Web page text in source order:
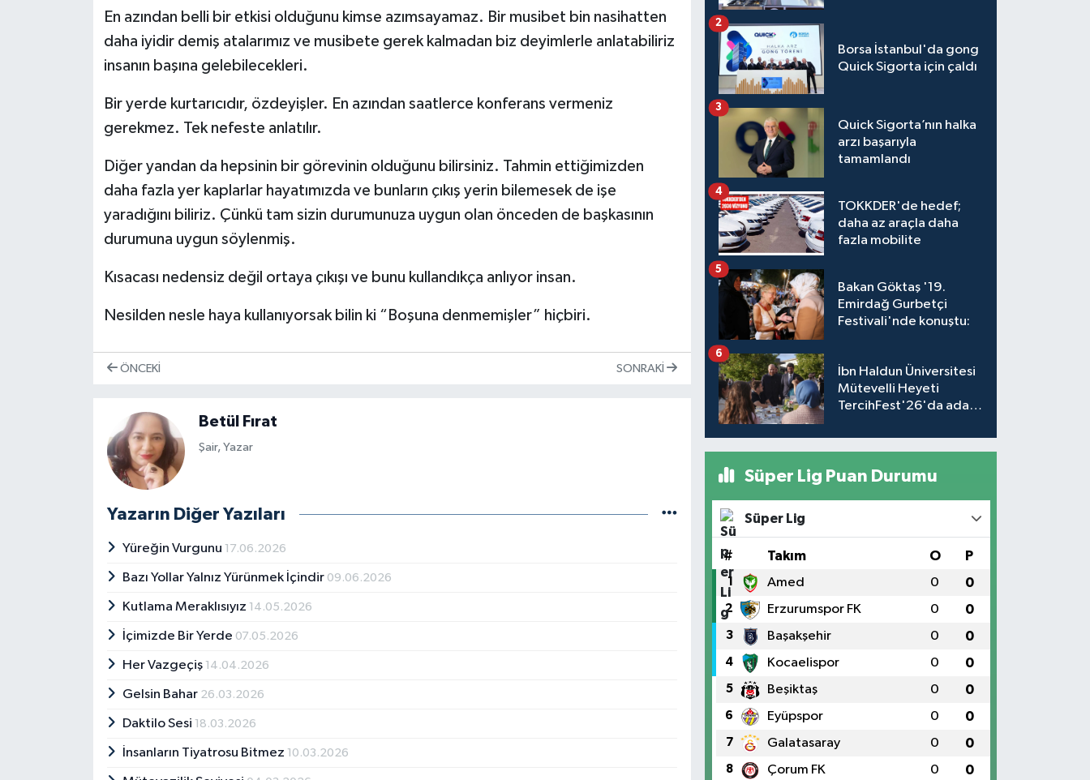
En azından belli bir etkisi olduğunu kimse azımsayamaz. Bir musibet bin nasihatten
daha iyidir demiş atalarımız ve musibete gerek kalmadan biz deyimlerle anlatabiliriz
insanın başına gelebilecekleri.
Bir yerde kurtarıcıdır, özdeyişler. En azından saatlerce konferans vermeniz
gerekmez. Tek nefeste anlatılır.
Diğer yandan da hepsinin bir görevinin olduğunu bilirsiniz. Tahmin ettiğimizden
daha fazla yer kaplarlar hayatımızda ve bunların çıkış yerin bilemesek de işe
yaradığını biliriz. Çünkü tam sizin durumunuza uygun olan önceden de başkasının
durumuna uygun söylenmiş.
Kısacası nedensiz değil ortaya çıkışı ve bunu kullandıkça anlıyor insan.
Nesilden nesle haya kullanıyorsak bilin ki “Boşuna denmemişler” hiçbiri.
ÖNCEKI SONRAKI
Betül Fırat
Şair, Yazar
Yazarın Diğer Yazıları
Yüreğin Vurgunu 17.06.2026
Bazı Yollar Yalnız Yürünmek İçindir 09.06.2026
Kutlama Meraklısıyız 14.05.2026
İçimizde Bir Yerde 07.05.2026
Her Vazgeçiş 14.04.2026
Gelsin Bahar 26.03.2026
Daktilo Sesi 18.03.2026
İnsanların Tiyatrosu Bitmez 10.03.2026
Borsa İstanbul'da gong
Quick Sigorta için çaldı
2
Quick Sigorta’nın halka
arzı başarıyla
tamamlandı
3
TOKKDER'de hedef;
daha az araçla daha
fazla mobilite
4
Bakan Göktaş '19.
Emirdağ Gurbetçi
Festivali'nde konuştu:
5
İbn Haldun Üniversitesi
Mütevelli Heyeti
TercihFest'26'da aday
6
Süper Lig Puan Durumu
Süper Lig
# Takım O P
1 Amed 0 0
2 Erzurumspor FK 0 0
3 Başakşehir 0 0
4 Kocaelispor 0 0
5 Beşiktaş 0 0
6 Eyüpspor 0 0
7 Galatasaray 0 0
8 Çorum FK 0 0